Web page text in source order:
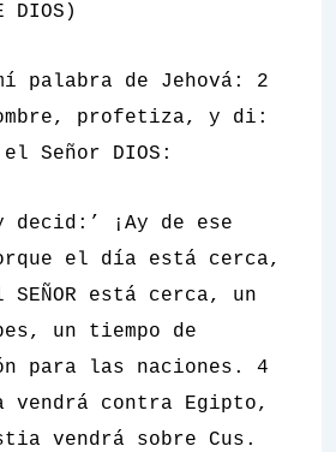
DIOS)
palabra de Jehová: 2
profetiza, y di:
Señor DIOS:
decid:’ ¡Ay de ese
el día está cerca,
está cerca, un
un tiempo de
para las naciones. 4
vendrá contra Egipto,
vendrá sobre Cus.